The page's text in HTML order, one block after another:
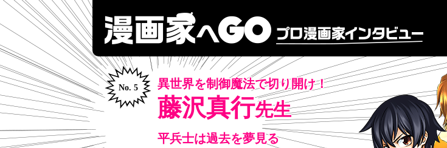
No. 5 異世界を制御魔法で切り開け！
藤沢真行先生
平兵士は過去を夢見る